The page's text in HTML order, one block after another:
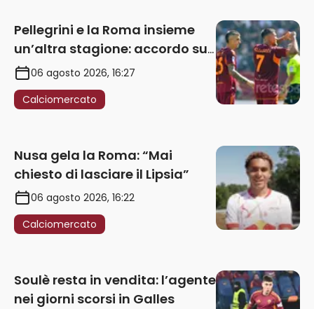
Pellegrini e la Roma insieme
un’altra stagione: accordo sul
rinnovo annuale
06 agosto 2026, 16:27
Calciomercato
Nusa gela la Roma: “Mai
chiesto di lasciare il Lipsia”
06 agosto 2026, 16:22
Calciomercato
Soulè resta in vendita: l’agente
nei giorni scorsi in Galles